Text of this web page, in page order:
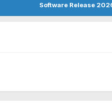
Software Release